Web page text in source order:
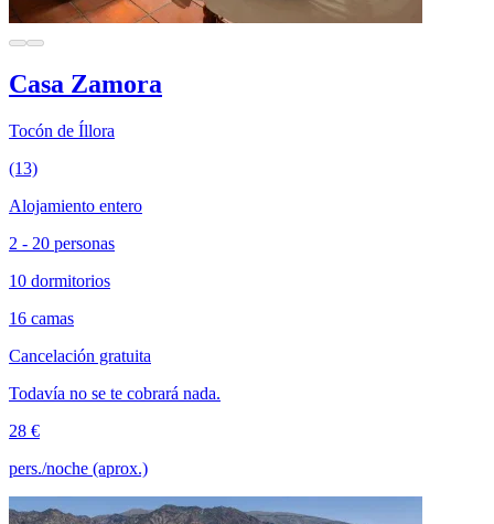
Casa Zamora
Tocón de Íllora
(13)
Alojamiento entero
2 - 20 personas
10 dormitorios
16 camas
Cancelación gratuita
Todavía no se te cobrará nada.
28 €
pers./noche (aprox.)